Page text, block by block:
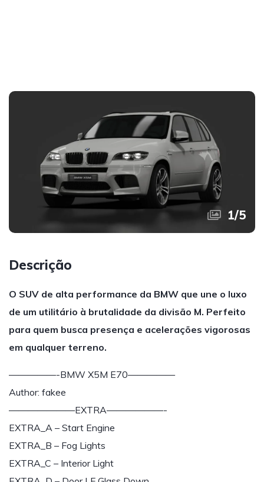
1/5
Descrição
O SUV de alta performance da BMW que une o luxo
de um utilitário à brutalidade da divisão M. Perfeito
para quem busca presença e acelerações vigorosas
em qualquer terreno.
—————-BMW X5M E70—————
Author: fakee
———————EXTRA——————-
EXTRA_A – Start Engine
EXTRA_B – Fog Lights
EXTRA_C – Interior Light